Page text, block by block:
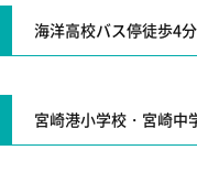
海洋高校バス停徒歩4分
宮崎港小学校 ・ 宮崎中